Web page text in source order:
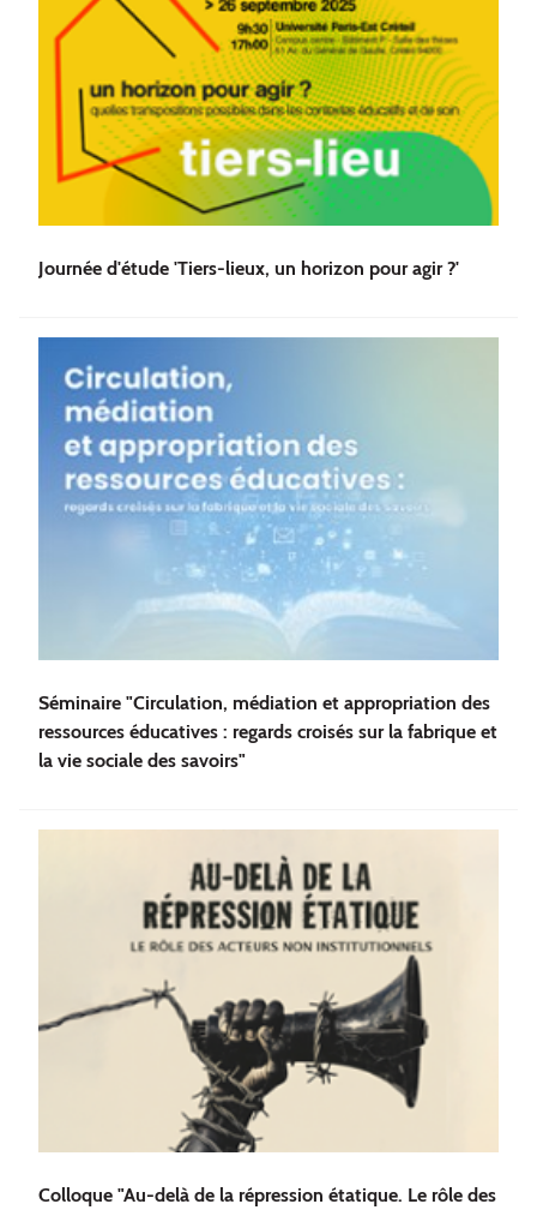
Journée d'étude 'Tiers-lieux, un horizon pour agir ?'
Séminaire "Circulation, médiation et appropriation des
ressources éducatives : regards croisés sur la fabrique et
la vie sociale des savoirs"
Colloque "Au-delà de la répression étatique. Le rôle des